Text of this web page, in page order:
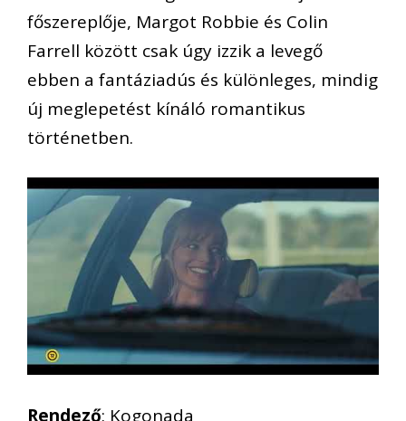
főszereplője, Margot Robbie és Colin
Farrell között csak úgy izzik a levegő
ebben a fantáziadús és különleges, mindig
új meglepetést kínáló romantikus
történetben.
Rendező: Kogonada